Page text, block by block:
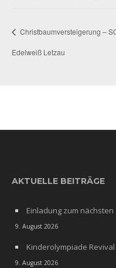
Christbaumversteigerung –
Edelweiß Letzau
AKTUELLE BEITRÄGE
Einladung zum
9. August 2026
Kinderolympiade Revival
9. August 2026